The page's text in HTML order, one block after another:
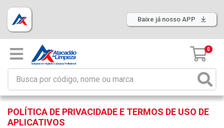
Baixe já nosso APP
0
POLÍTICA DE PRIVACIDADE E TERMOS DE USO DE
APLICATIVOS